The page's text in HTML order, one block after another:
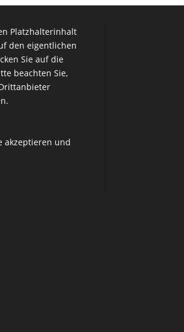
Platzhalterinhalt
den eigentlichen
Sie auf die
beachten Sie,
akzeptieren und